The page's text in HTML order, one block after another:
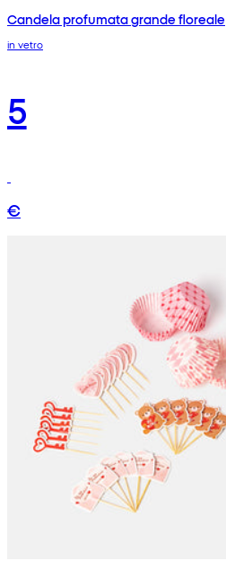
Candela profumata grande floreale
in vetro
5
€